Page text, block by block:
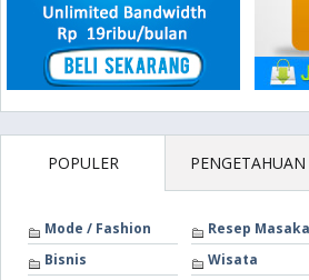
POPULER PENGETAHUAN
Mode / Fashion
Resep
Bisnis
Wisata